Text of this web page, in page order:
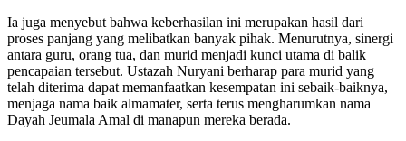
Ia juga menyebut bahwa keberhasilan ini merupakan hasil dari
proses panjang yang melibatkan banyak pihak. Menurutnya, sinergi
antara guru, orang tua, dan murid menjadi kunci utama di balik
pencapaian tersebut. Ustazah Nuryani berharap para murid yang
telah diterima dapat memanfaatkan kesempatan ini sebaik-baiknya,
menjaga nama baik almamater, serta terus mengharumkan nama
Dayah Jeumala Amal di manapun mereka berada.